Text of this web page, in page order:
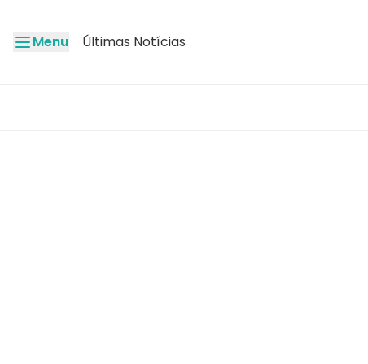
Menu Últimas Notícias